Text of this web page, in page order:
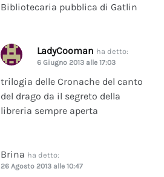
Bibliotecaria pubblica di Gatlin
LadyCooman ha detto:
6 Giugno 2013 alle 17:03
trilogia delle Cronache del canto
del drago da il segreto della
libreria sempre aperta
Brina ha detto:
26 Agosto 2013 alle 10:47